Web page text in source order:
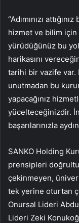
“Adımınızı
hizmet ve bilim için
yürüdüğünüz bu
harikasını
tarihi bir vazife
unutmadan bu
yapacağınız
yücelteceğinizdir.
başarılarınızla
SANKO Holding
prensipleri
çekinmeyen,
tek yerine oturtan
Onursal Lideri
Lideri Zeki